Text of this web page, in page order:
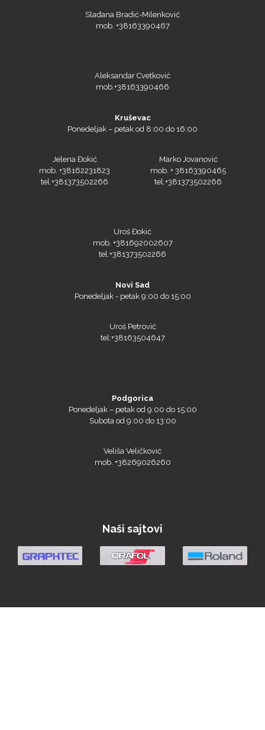
Slađana Bradić-Milenković
mob. +38163390467
Aleksandar Cvetković
mob.+38163390466
Kruševac
Ponedeljak – petak od 8:00 do 16:00
Jelena Đokić
mob. +38162231823
tel.+381373502266
Marko Jovanović
mob. + 38163390465
tel.+381373502266
Uroš Đokić
mob. +381692002607
tel.+381373502266
Novi Sad
Ponedeljak - petak 9:00 do 15:00
Uroš Petrović
tel:+38163504647
Podgorica
Ponedeljak – petak od 9:00 do 15:00
Subota od 9:00 do 13:00
Veliša Veličković
mob. +38269026260
Naši sajtovi